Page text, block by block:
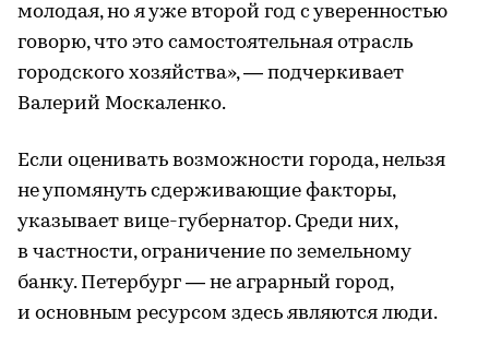
молодая, но я уже второй год с уверенностью
говорю, что это самостоятельная отрасль
городского хозяйства», — подчеркивает
Валерий Москаленко.
Если оценивать возможности города, нельзя
не упомянуть сдерживающие факторы,
указывает вице-губернатор. Среди них,
в частности, ограничение по земельному
банку. Петербург — не аграрный город,
и основным ресурсом здесь являются люди.